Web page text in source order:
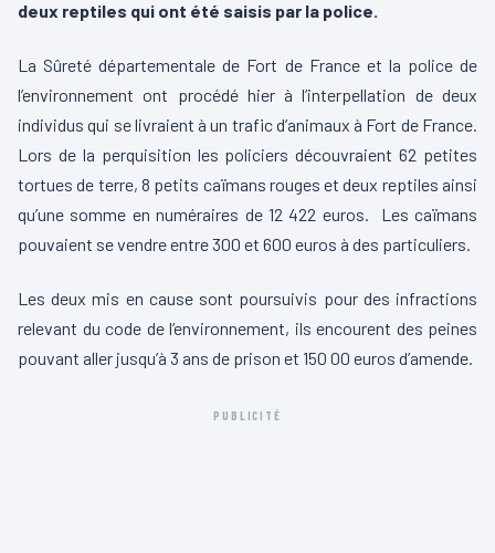
deux reptiles qui ont été saisis par la police.
La Sûreté départementale de Fort de France et la police de
l’environnement ont procédé hier à l’interpellation de deux
individus qui se livraient à un trafic d’animaux à Fort de France.
Lors de la perquisition les policiers découvraient 62 petites
tortues de terre, 8 petits caïmans rouges et deux reptiles ainsi
qu’une somme en numéraires de 12 422 euros. Les caïmans
pouvaient se vendre entre 300 et 600 euros à des particuliers.
Les deux mis en cause sont poursuivis pour des infractions
relevant du code de l’environnement, ils encourent des peines
pouvant aller jusqu’à 3 ans de prison et 150 00 euros d’amende.
PUBLICITÉ